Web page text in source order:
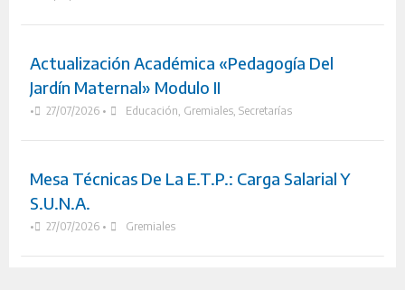
Actualización Académica «Pedagogía Del
Jardín Maternal» Modulo II
• 27/07/2026 • Educación Gremiales, Secretarías
Mesa Técnicas De La E.T.P.: Carga Salarial Y
S.U.N.A.
• 27/07/2026 • Gremiales